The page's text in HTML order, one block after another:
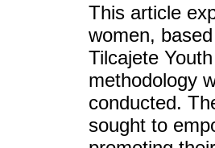
This article
women,
Tilcajete
methodology
conducted.
sought to